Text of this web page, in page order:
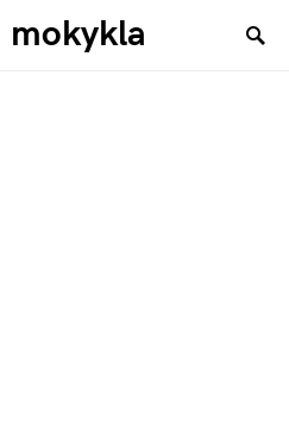
mokykla